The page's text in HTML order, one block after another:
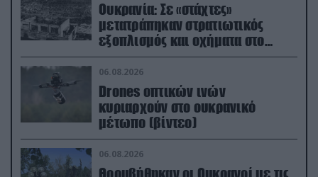
Ουκρανία: Σε «στάχτες»
μετατράπηκαν στρατιωτικός
εξοπλισμός και οχήματα στο
Κίεβο μετά από ρωσικά
πλήγματα (βίντεο)
06.08.2026
Drones οπτικών ινών
κυριαρχούν στο ουκρανικό
μέτωπο (βίντεο)
06.08.2026